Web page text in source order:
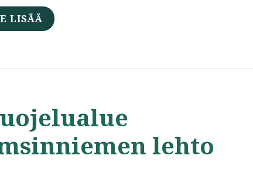
LISÄÄ
lehto